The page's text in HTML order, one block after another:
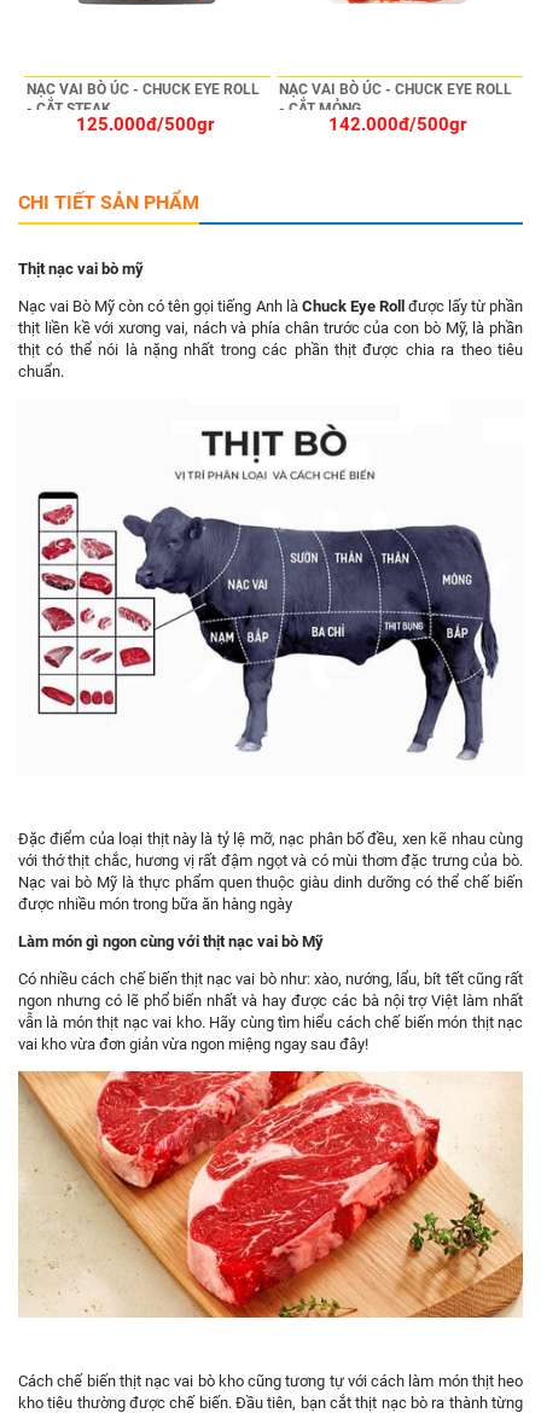
NẠC VAI BÒ ÚC - CHUCK EYE ROLL
- CẮT STEAK
125.000đ/500gr
NẠC VAI BÒ ÚC - CHUCK EYE ROLL
- CẮT MỎNG
142.000đ/500gr
CHI TIẾT SẢN PHẨM
Thịt nạc vai bò mỹ
Nạc vai Bò Mỹ còn có tên gọi tiếng Anh là Chuck Eye Roll được lấy từ phần
thịt liền kề với xương vai, nách và phía chân trước của con bò Mỹ, là phần
thịt có thể nói là nặng nhất trong các phần thịt được chia ra theo tiêu
chuẩn.
Đặc điểm của loại thịt này là tỷ lệ mỡ, nạc phân bố đều, xen kẽ nhau cùng
với thớ thịt chắc, hương vị rất đậm ngọt và có mùi thơm đặc trưng của bò.
Nạc vai bò Mỹ là thực phẩm quen thuộc giàu dinh dưỡng có thể chế biến
được nhiều món trong bữa ăn hàng ngày
Làm món gì ngon cùng với thịt nạc vai bò Mỹ
Có nhiều cách chế biến thịt nạc vai bò như: xào, nướng, lẩu, bít tết cũng rất
ngon nhưng có lẽ phổ biến nhất và hay được các bà nội trợ Việt làm nhất
vẫn là món thịt nạc vai kho. Hãy cùng tìm hiểu cách chế biến món thịt nạc
vai kho vừa đơn giản vừa ngon miệng ngay sau đây!
Cách chế biến thịt nạc vai bò kho cũng tương tự với cách làm món thịt heo
kho tiêu thường được chế biến. Đầu tiên, bạn cắt thịt nạc bò ra thành từng